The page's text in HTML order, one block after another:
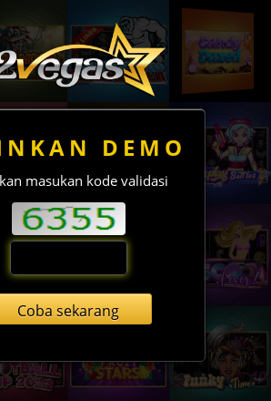
DEMO
masukan kode validasi
Coba sekarang